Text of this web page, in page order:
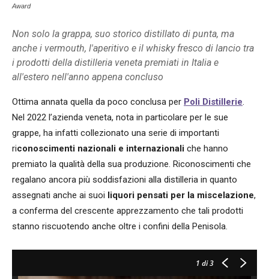
Award
Non solo la grappa, suo storico distillato di punta, ma
anche i vermouth, l'aperitivo e il whisky fresco di lancio tra
i prodotti della distilleria veneta premiati in Italia e
all'estero nell'anno appena concluso
Ottima annata quella da poco conclusa per Poli Distillerie.
Nel 2022 l’azienda veneta, nota in particolare per le sue
grappe, ha infatti collezionato una serie di importanti
riconoscimenti nazionali e internazionali che hanno
premiato la qualità della sua produzione. Riconoscimenti che
regalano ancora più soddisfazioni alla distilleria in quanto
assegnati anche ai suoi liquori pensati per la miscelazione,
a conferma del crescente apprezzamento che tali prodotti
stanno riscuotendo anche oltre i confini della Penisola.
1 di 3